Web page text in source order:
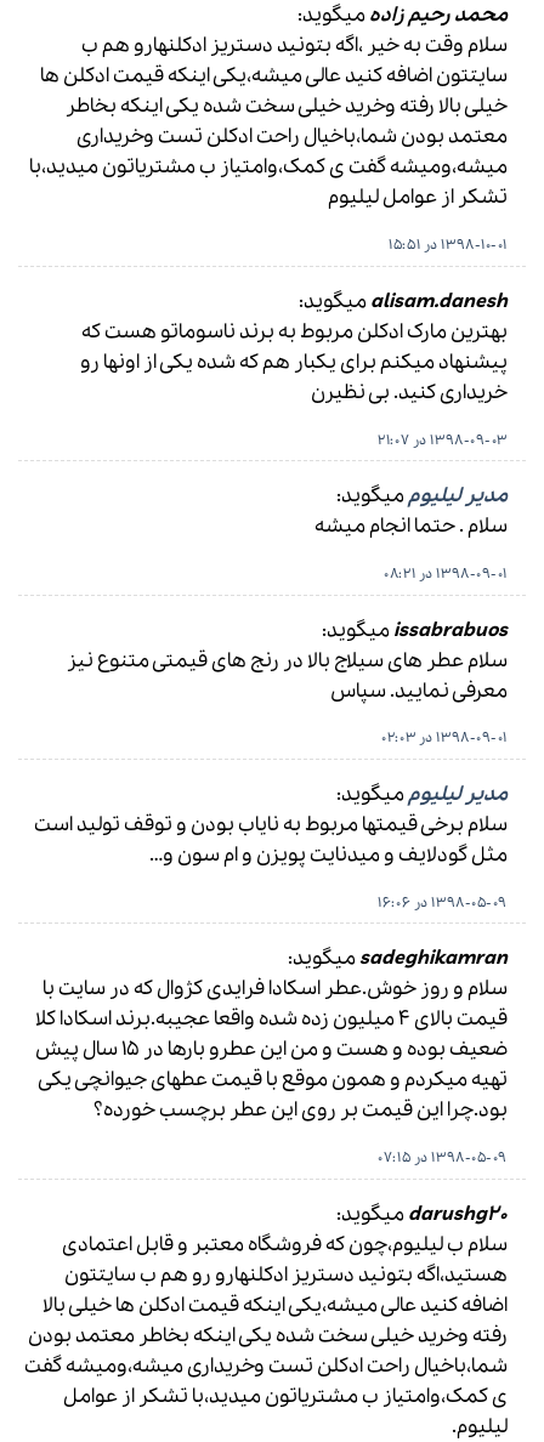
محمد رحیم زاده میگوید:
سلام وقت به خیر ،اگه بتونید دستریز ادکلنهارو هم ب
سایتتون اضافه کنید عالی میشه،یکی اینکه قیمت ادکلن ها
خیلی بالا رفته وخرید خیلی سخت شده یکی اینکه بخاطر
معتمد بودن شما،باخیال راحت ادکلن تست وخریداری
میشه،ومیشه گفت ی کمک،وامتیاز ب مشتریاتون میدید،با
تشکر از عوامل لیلیوم
1398-10-01 در 15:51
alisam.danesh میگوید:
بهترین مارک ادکلن مربوط به برند ناسوماتو هست که
پیشنهاد میکنم برای یکبار هم که شده یکی از اونها رو
خریداری کنید. بی نظیرن
1398-09-03 در 21:07
مدیر لیلیوممیگوید:
سلام . حتما انجام میشه
1398-09-01 در 08:21
issabrabuos میگوید:
سلام عطر های سیلاج بالا در رنج های قیمتی متنوع نیز
معرفی نمایید. سپاس
1398-09-01 در 02:03
مدیر لیلیوممیگوید:
سلام برخی قیمتها مربوط به نایاب بودن و توقف تولید است
مثل گودلایف و میدنایت پویزن و ام سون و…
1398-05-09 در 16:06
sadeghikamranمیگوید:
سلام و روز خوش.عطر اسکادا فرایدی کژوال که در سایت با
قیمت بالای 4 میلیون زده شده واقعا عجیبه.برند اسکادا کلا
ضعیف بوده و هست و من این عطرو بارها در 15 سال پیش
تهیه میکردم و همون موقع با قیمت عطهای جیوانچی یکی
بود.چرا این قیمت بر روی این عطر برچسب خورده؟
1398-05-09 در 07:15
darushg20 میگوید:
سلام ب لیلیوم،چون که فروشگاه معتبر و قابل اعتمادی
هستید،اگه بتونید دستریز ادکلنهارو رو هم ب سایتتون
اضافه کنید عالی میشه،یکی اینکه قیمت ادکلن ها خیلی بالا
رفته وخرید خیلی سخت شده یکی اینکه بخاطر معتمد بودن
شما،باخیال راحت ادکلن تست وخریداری میشه،ومیشه گفت
ی کمک،وامتیاز ب مشتریاتون میدید،با تشکر از عوامل
لیلیوم.